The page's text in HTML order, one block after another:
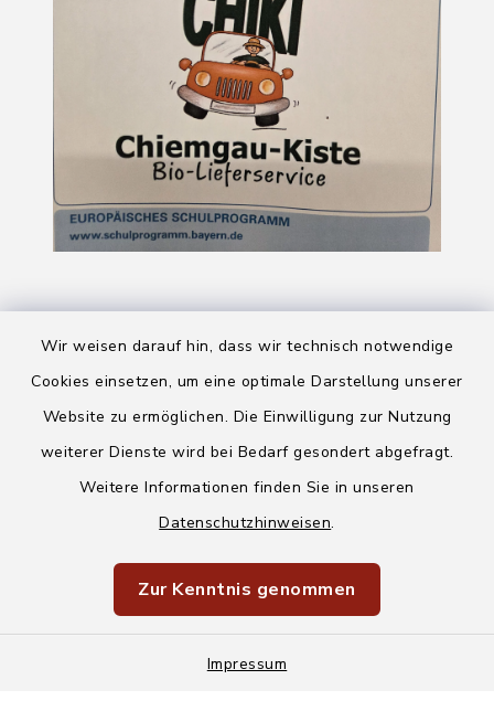
Wir weisen darauf hin, dass wir technisch notwendige
Cookies einsetzen, um eine optimale Darstellung unserer
Website zu ermöglichen. Die Einwilligung zur Nutzung
weiterer Dienste wird bei Bedarf gesondert abgefragt.
Weitere Informationen finden Sie in unseren
Datenschutzhinweisen.
Zur Kenntnis genommen
Impressum
Barrierefreiheit
Sitemap